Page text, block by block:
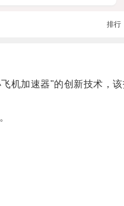
排行
加速器"的创新技术，该